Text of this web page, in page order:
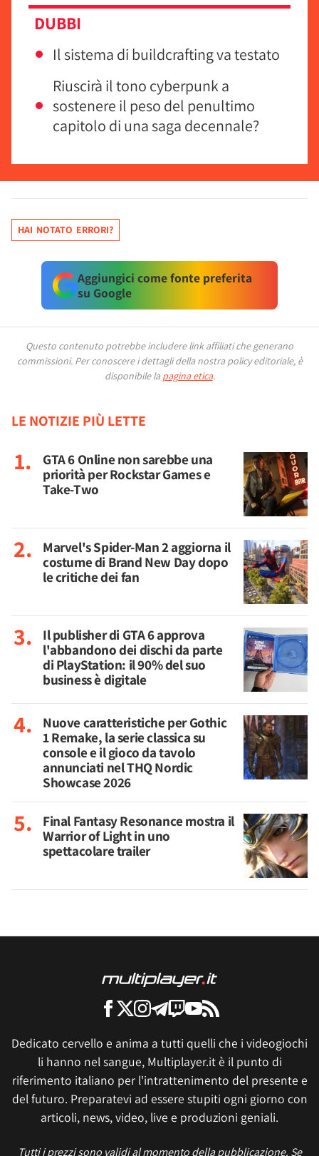
DUBBI
Il sistema di buildcrafting va testato
Riuscirà il tono cyberpunk a
sostenere il peso del penultimo
capitolo di una saga decennale?
HAI NOTATO ERRORI?
Aggiungici come fonte preferita
su Google
Questo contenuto potrebbe includere link affiliati che generano
commissioni. Per conoscere i dettagli della nostra policy editoriale, è
disponibile la pagina etica.
LE NOTIZIE PIÙ LETTE
GTA 6 Online non sarebbe una
priorità per Rockstar Games e
Take-Two
Marvel's Spider-Man 2 aggiorna il
costume di Brand New Day dopo
le critiche dei fan
Il publisher di GTA 6 approva
l'abbandono dei dischi da parte
di PlayStation: il 90% del suo
business è digitale
Nuove caratteristiche per Gothic
1 Remake, la serie classica su
console e il gioco da tavolo
annunciati nel THQ Nordic
Showcase 2026
Final Fantasy Resonance mostra il
Warrior of Light in uno
spettacolare trailer
Dedicato cervello e anima a tutti quelli che i videogiochi
li hanno nel sangue, Multiplayer.it è il punto di
riferimento italiano per l'intrattenimento del presente e
del futuro. Preparatevi ad essere stupiti ogni giorno con
articoli, news, video, live e produzioni geniali.
Tutti i prezzi sono validi al momento della pubblicazione. Se